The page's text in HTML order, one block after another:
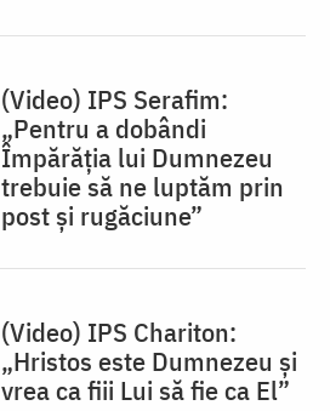
(Video) IPS Serafim:
„Pentru a dobândi
Împărăția lui Dumnezeu
trebuie să ne luptăm prin
post și rugăciune”
(Video) IPS Chariton:
„Hristos este Dumnezeu și
vrea ca fiii Lui să fie ca El”